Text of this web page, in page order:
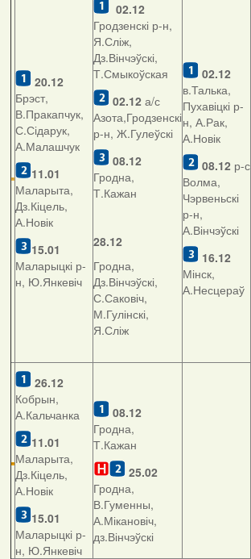
20.12
Брэст,
В.Пракапчук,
С.Сідарук,
А.Малашчук
11.01
Маларыта,
Дз.Кіцель,
А.Новік
15.01
Маларыцкі р-
н, Ю.Янкевіч
02.12
Гродзенскі р-н,
Я.Сліж,
Дз.Вінчэўскі,
Т.Смыкоўская
02.12а/с
Азота,Гродзенскі
р-н, Ж.Гулеўскі
08.12
Гродна,
Т.Кажан
28.12
Гродна,
Дз.Вінчэўскі,
С.Саковіч,
М.Гулінскі,
Я.Сліж
02.12
в.Талька,
Пухавіцкі р-
н, А.Рак,
А.Новік
08.12 р-с
Волма,
Чэрвеньскі
р-н,
А.Вінчэўскі
16.12
Мінск,
А.Несцераў
26.12
Кобрын,
А.Кальчанка
11.01
Маларыта,
Дз.Кіцель,
А.Новік
15.01
Маларыцкі р-
н, Ю.Янкевіч
08.12
Гродна,
Т.Кажан
25.02
Гродна,
В.Гуменны,
А.Мікановіч,
дз.Вінчэўскі